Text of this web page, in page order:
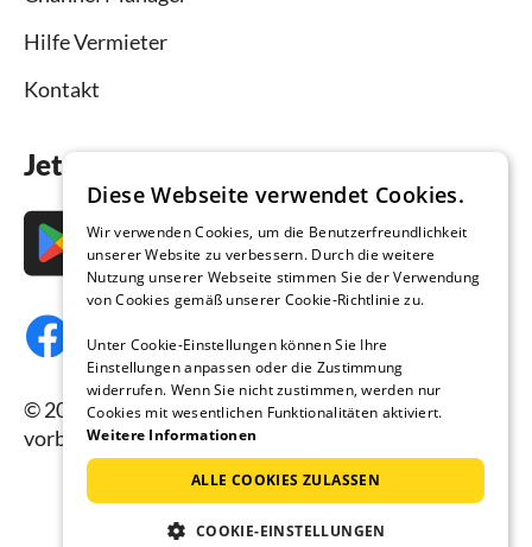
Hilfe Vermieter
Kontakt
Jetzt die App downloaden
© 2026 Ferienhausmiete.de, alle Rechte
vorbehalten.
Diese Webseite verwendet Cookies.
Wir verwenden Cookies, um die Benutzerfreundlichkeit
unserer Website zu verbessern. Durch die weitere
Nutzung unserer Webseite stimmen Sie der Verwendung
von Cookies gemäß unserer Cookie-Richtlinie zu.
Unter Cookie-Einstellungen können Sie Ihre
Einstellungen anpassen oder die Zustimmung
widerrufen. Wenn Sie nicht zustimmen, werden nur
Cookies mit wesentlichen Funktionalitäten aktiviert.
Weitere Informationen
ALLE COOKIES ZULASSEN
COOKIE-EINSTELLUNGEN